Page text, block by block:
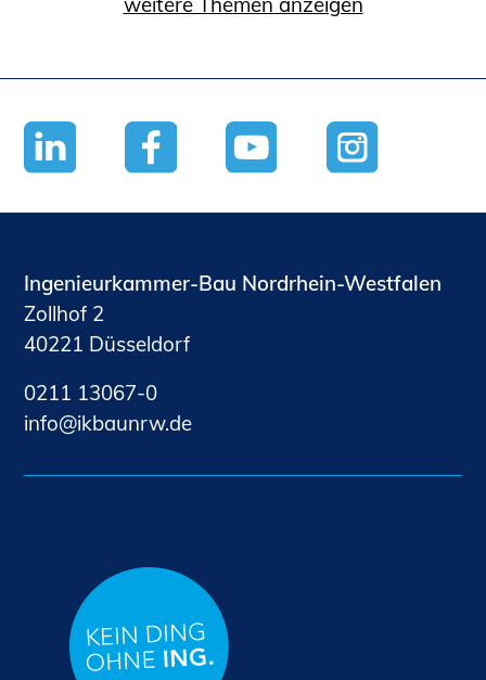
Ingenieurkammer-Bau Nordrhein-Westfalen
Zollhof 2
40221 Düsseldorf
0211 13067-0
nf
kb nrwd